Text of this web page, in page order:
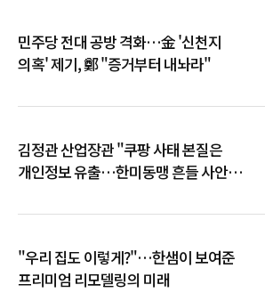
민주당 전대 공방 격화…金 '신천지
의혹' 제기, 鄭 "증거부터 내놔라"
김정관 산업장관 "쿠팡 사태 본질은
개인정보 유출…한미동맹 흔들 사안
"우리 집도 이렇게?"…한샘이 보여준
프리미엄 리모델링의 미래